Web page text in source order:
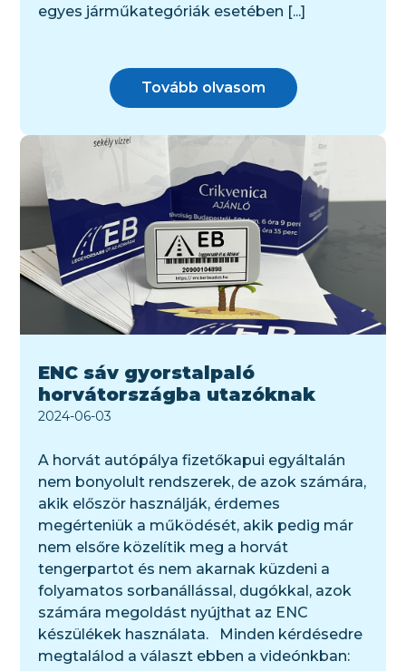
egyes járműkategóriák esetében [...]
Tovább olvasom
ENC sáv gyorstalpaló
horvátországba utazóknak
2024-06-03
A horvát autópálya fizetőkapui egyáltalán
nem bonyolult rendszerek, de azok számára,
akik először használják, érdemes
megérteniük a működését, akik pedig már
nem elsőre közelítik meg a horvát
tengerpartot és nem akarnak küzdeni a
folyamatos sorbanállással, dugókkal, azok
számára megoldást nyújthat az ENC
készülékek használata. Minden kérdésedre
megtalálod a választ ebben a videónkban: